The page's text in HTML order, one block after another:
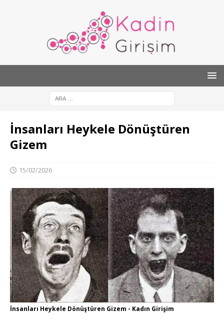
İnsanları Heykele Dönüştüren
Gizem
15/02/2026
İnsanları Heykele Dönüştüren Gizem - Kadın Girişim